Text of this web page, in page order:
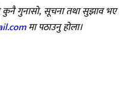
कुनै गुनासो, सूचना तथा सुझाव भए
मा पठाउनु होला।